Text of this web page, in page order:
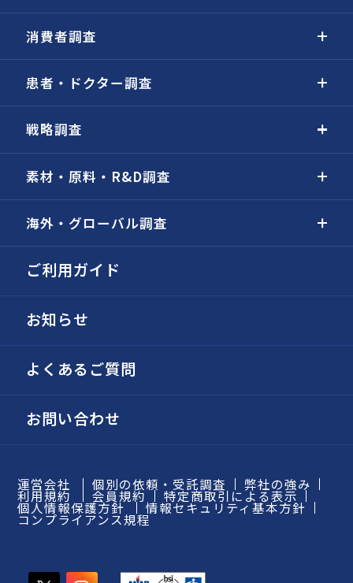
消費者調査
患者・ドクター調査
戦略調査
素材・原料・R&D調査
海外・グローバル調査
ご利用ガイド
お知らせ
よくあるご質問
お問い合わせ
運営会社 個別の依頼・受託調査 弊社の強み
利用規約 会員規約 特定商取引による表示
個人情報保護方針 情報セキュリティ基本方針
コンプライアンス規程